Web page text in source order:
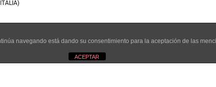
navegando está dando su consentimiento para la aceptación de las
ACEPTAR